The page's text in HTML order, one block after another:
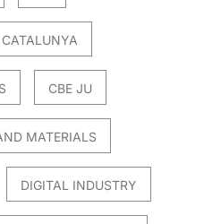
CBE JU
MATERIALS
DIGITAL INDUSTRY